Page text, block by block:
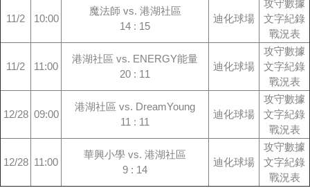
11/2 10:00
魔法師 vs. 港湖社區
14 : 15
迪化球場
攻守數據
文字紀錄
戰況表
11/2 11:00
港湖社區 vs. ENERGY能量
20 : 11
迪化球場
攻守數據
文字紀錄
戰況表
12/28 09:00
港湖社區 vs. DreamYoung
11 : 11
迪化球場
攻守數據
文字紀錄
戰況表
12/28 11:00
華興小學 vs. 港湖社區
9 : 14
迪化球場
攻守數據
文字紀錄
戰況表